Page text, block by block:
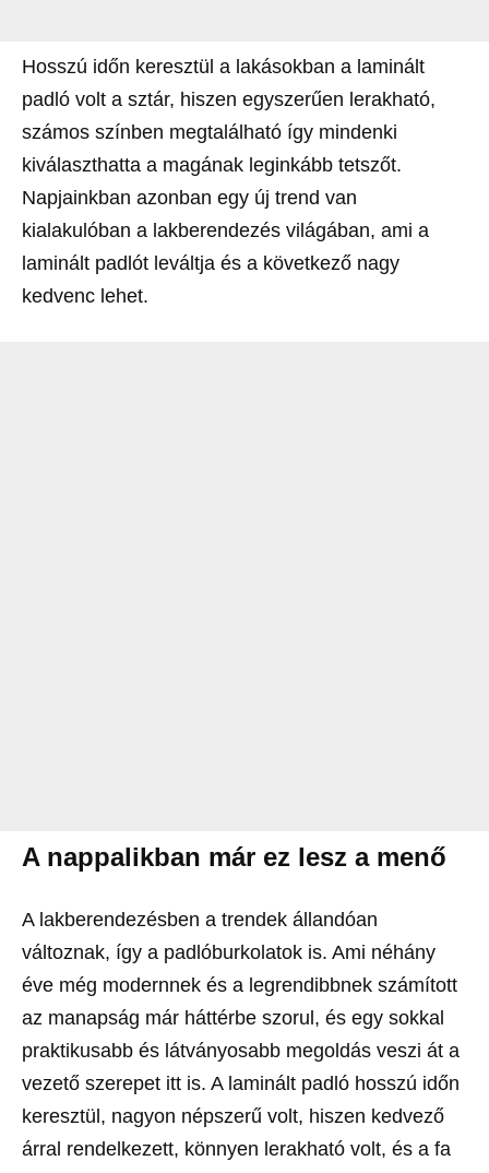
Hosszú időn keresztül a lakásokban a laminált
padló volt a sztár, hiszen egyszerűen lerakható,
számos színben megtalálható így mindenki
kiválaszthatta a magának leginkább tetszőt.
Napjainkban azonban egy új trend van
kialakulóban a lakberendezés világában, ami a
laminált padlót leváltja és a következő nagy
kedvenc lehet.
A nappalikban már ez lesz a menő
A lakberendezésben a trendek állandóan
változnak, így a padlóburkolatok is. Ami néhány
éve még modernnek és a legrendibbnek számított
az manapság már háttérbe szorul, és egy sokkal
praktikusabb és látványosabb megoldás veszi át a
vezető szerepet itt is. A laminált padló hosszú időn
keresztül, nagyon népszerű volt, hiszen kedvező
árral rendelkezett, könnyen lerakható volt, és a fa